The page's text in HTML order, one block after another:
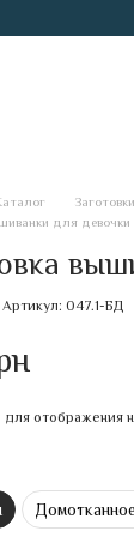
для девочки
Артикул: 047.1-БД
для отображения